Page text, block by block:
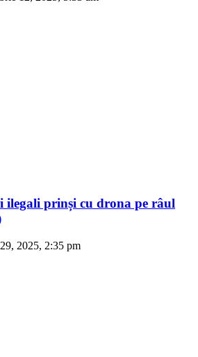
ilegali prinși cu drona pe râul
2025, 2:35 pm